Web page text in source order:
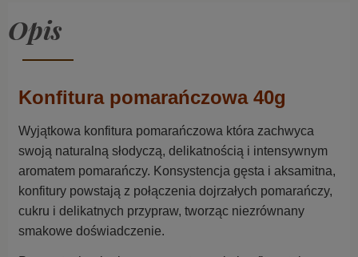
Opis
Konfitura pomarańczowa 40g
Wyjątkowa konfitura pomarańczowa która zachwyca
swoją naturalną słodyczą, delikatnością i intensywnym
aromatem pomarańczy. Konsystencja gęsta i aksamitna,
konfitury powstają z połączenia dojrzałych pomarańczy,
cukru i delikatnych przypraw, tworząc niezrównany
smakowe doświadczenie.